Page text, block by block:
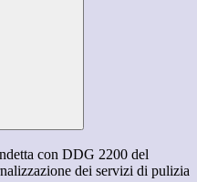
con DDG 2200 del
dei servizi di pulizia